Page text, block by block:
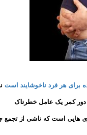
برای هر فرد ناخوشایند است
دور کمر یک عامل خطرناک
هایی است که ناشی از تجمع